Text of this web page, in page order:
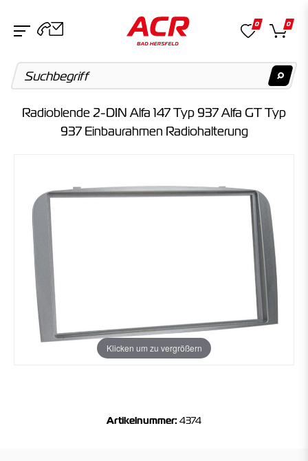
Artikel
Keine Suchergebnisse gefunden.
Kategorien
Keine Suchergebnisse gefunden.
0 0
Radioblende 2-DIN Alfa 147 Typ 937 Alfa GT Typ
937 Einbaurahmen Radiohalterung
Klicken um zu vergrößern
Artikelnummer: 4374